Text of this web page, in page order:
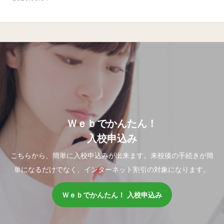
Ｗｅｂでかんたん！
入校申込み
こちらから、簡単に入校申込みが出来ます。来校後の手続きが簡
単になるだけでなく、インターネット割引の対象になります。
Ｗｅｂでかんたん！ 入校申込み